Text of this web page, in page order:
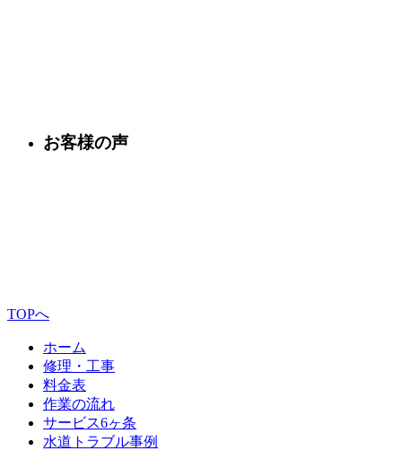
お客様の声
TOPへ
ホーム
修理・工事
料金表
作業の流れ
サービス6ヶ条
水道トラブル事例